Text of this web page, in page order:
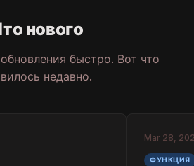
нового
быстро. Вот что
недавно.
Mar 28,
ФУНКЦИЯ